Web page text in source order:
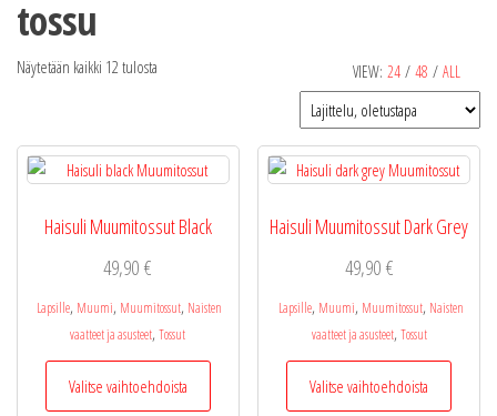
tossu
VIEW: 24 / 48 / ALL
Näytetään kaikki 12 tulosta
Haisuli Muumitossut Black
49,90€
Lapsille, Muumi, Muumitossut, Naisten
vaatteet ja asusteet, Tossut
Valitse vaihtoehdoista
Tällä
Haisuli Muumitossut Dark Grey
49,90 €
Lapsille, Muumi, Muumitossut, Naisten
vaatteet ja asusteet, Tossut
Valitse vaihtoehdoista
Tällä